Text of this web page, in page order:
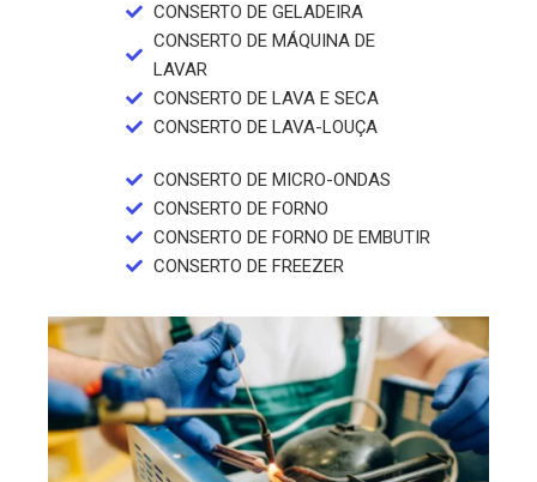
CONSERTO DE GELADEIRA
CONSERTO DE MÁQUINA DE
LAVAR
CONSERTO DE LAVA E SECA
CONSERTO DE LAVA-LOUÇA
CONSERTO DE MICRO-ONDAS
CONSERTO DE FORNO
CONSERTO DE FORNO DE EMBUTIR
CONSERTO DE FREEZER